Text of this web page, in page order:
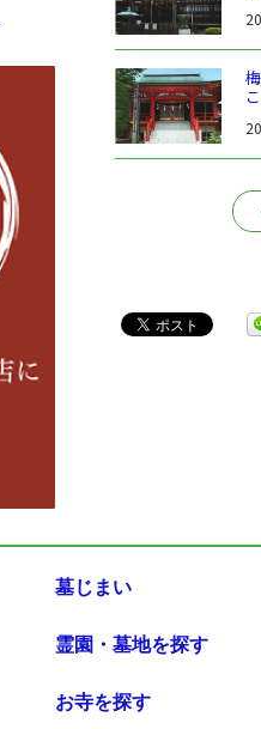
墓じまい
霊園・墓地を探す
お寺を探す